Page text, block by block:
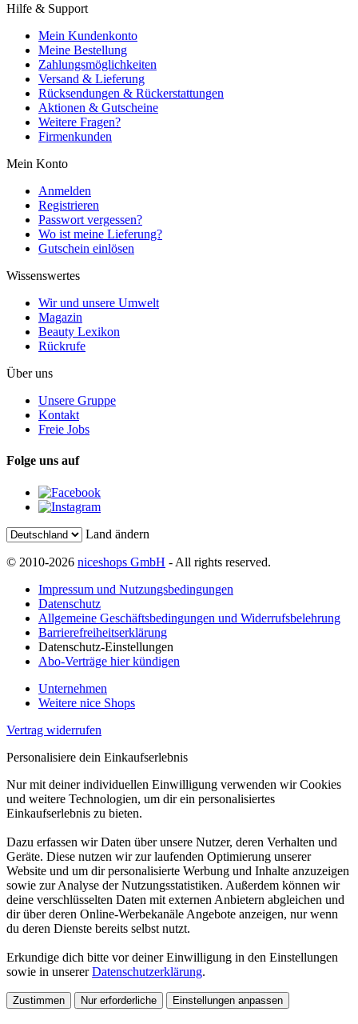
Hilfe & Support
Mein Kundenkonto
Meine Bestellung
Zahlungsmöglichkeiten
Versand & Lieferung
Rücksendungen & Rückerstattungen
Aktionen & Gutscheine
Weitere Fragen?
Firmenkunden
Mein Konto
Anmelden
Registrieren
Passwort vergessen?
Wo ist meine Lieferung?
Gutschein einlösen
Wissenswertes
Wir und unsere Umwelt
Magazin
Beauty Lexikon
Rückrufe
Über uns
Unsere Gruppe
Kontakt
Freie Jobs
Folge uns auf
Land ändern
© 2010-2026 niceshops GmbH - All rights reserved.
Impressum und Nutzungsbedingungen
Datenschutz
Allgemeine Geschäftsbedingungen und Widerrufsbelehrung
Barrierefreiheitserklärung
Datenschutz-Einstellungen
Abo-Verträge hier kündigen
Unternehmen
Weitere nice Shops
Vertrag widerrufen
Personalisiere dein Einkaufserlebnis
Nur mit deiner individuellen Einwilligung verwenden wir Cookies
und weitere Technologien, um dir ein personalisiertes
Einkaufserlebnis zu bieten.
Dazu erfassen wir Daten über unsere Nutzer, deren Verhalten und
Geräte. Diese nutzen wir zur laufenden Optimierung unserer
Website und um dir personalisierte Werbung und Inhalte anzuzeigen
sowie zur Analyse der Nutzungsstatistiken. Außerdem können wir
deine verschlüsselten Daten mit externen Anbietern abgleichen und
dir über deren Online-Werbekanäle Angebote anzeigen, nur wenn
du deren Dienste bereits selbst nutzt.
Erkundige dich bitte vor deiner Einwilligung in den Einstellungen
sowie in unsererDatenschutzerklärung.
Zustimmen Nur erforderliche Einstellungen anpassen